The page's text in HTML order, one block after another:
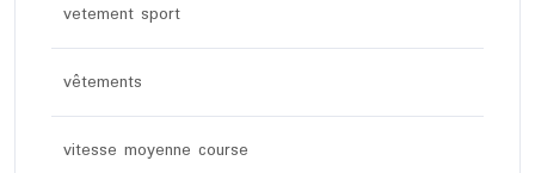
vetement sport
vêtements
vitesse moyenne course